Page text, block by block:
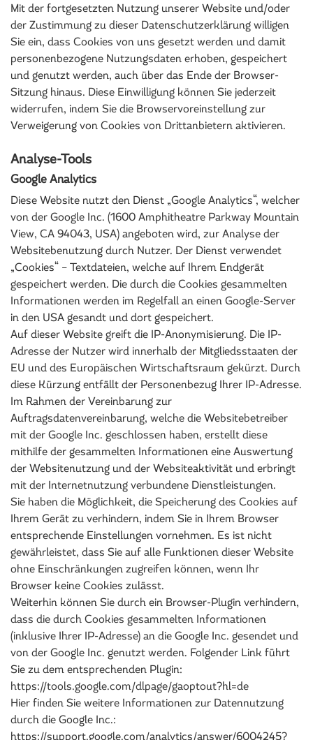
Mit der fortgesetzten Nutzung unserer Website und/oder
der Zustimmung zu dieser Datenschutzerklärung willigen
Sie ein, dass Cookies von uns gesetzt werden und damit
personenbezogene Nutzungsdaten erhoben, gespeichert
und genutzt werden, auch über das Ende der Browser-
Sitzung hinaus. Diese Einwilligung können Sie jederzeit
widerrufen, indem Sie die Browservoreinstellung zur
Verweigerung von Cookies von Drittanbietern aktivieren.
Analyse-Tools
Google Analytics
Diese Website nutzt den Dienst „Google Analytics“, welcher
von der Google Inc. (1600 Amphitheatre Parkway Mountain
View, CA 94043, USA) angeboten wird, zur Analyse der
Websitebenutzung durch Nutzer. Der Dienst verwendet
„Cookies“ – Textdateien, welche auf Ihrem Endgerät
gespeichert werden. Die durch die Cookies gesammelten
Informationen werden im Regelfall an einen Google-Server
in den USA gesandt und dort gespeichert.
Auf dieser Website greift die IP-Anonymisierung. Die IP-
Adresse der Nutzer wird innerhalb der Mitgliedsstaaten der
EU und des Europäischen Wirtschaftsraum gekürzt. Durch
diese Kürzung entfällt der Personenbezug Ihrer IP-Adresse.
Im Rahmen der Vereinbarung zur
Auftragsdatenvereinbarung, welche die Websitebetreiber
mit der Google Inc. geschlossen haben, erstellt diese
mithilfe der gesammelten Informationen eine Auswertung
der Websitenutzung und der Websiteaktivität und erbringt
mit der Internetnutzung verbundene Dienstleistungen.
Sie haben die Möglichkeit, die Speicherung des Cookies auf
Ihrem Gerät zu verhindern, indem Sie in Ihrem Browser
entsprechende Einstellungen vornehmen. Es ist nicht
gewährleistet, dass Sie auf alle Funktionen dieser Website
ohne Einschränkungen zugreifen können, wenn Ihr
Browser keine Cookies zulässt.
Weiterhin können Sie durch ein Browser-Plugin verhindern,
dass die durch Cookies gesammelten Informationen
(inklusive Ihrer IP-Adresse) an die Google Inc. gesendet und
von der Google Inc. genutzt werden. Folgender Link führt
Sie zu dem entsprechenden Plugin:
https://tools.google.com/dlpage/gaoptout?hl=de
Hier finden Sie weitere Informationen zur Datennutzung
durch die Google Inc.:
https://support.google.com/analytics/answer/6004245?